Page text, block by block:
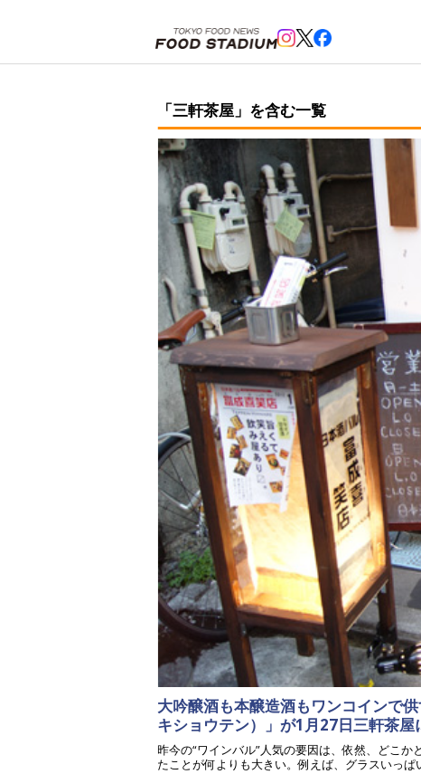
「三軒茶屋」を含む一覧
大吟醸酒も本醸造酒もワンコインで
キショウテン）」が1月27日三軒茶屋
昨今の“ワインバル”人気の要因は、依然、どこ
たことが何よりも大きい。例えば、グラスいっ